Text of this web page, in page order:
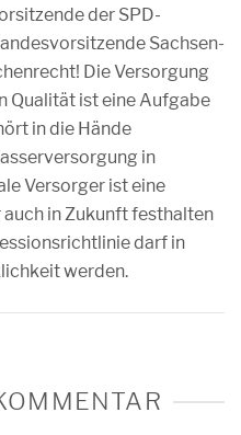
der SPD-
Sachsen-
Die Versorgung
Qualität ist eine Aufgabe
in die Hände
in
Versorger ist eine
in Zukunft festhalten
darf in
werden.